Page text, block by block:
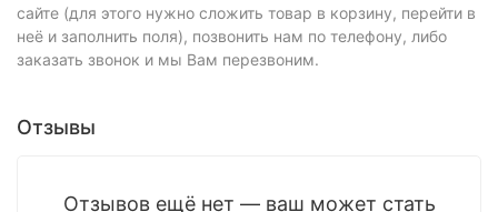
сайте (для этого нужно сложить товар в корзину, перейти в
неё и заполнить поля), позвонить нам по телефону, либо
заказать звонок и мы Вам перезвоним.
Отзывы
Отзывов ещё нет — ваш может стать